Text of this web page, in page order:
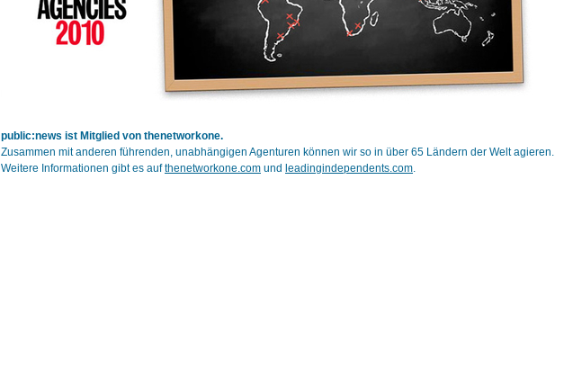
public:news ist Mitglied von thenetworkone.
Zusammen mit anderen führenden, unabhängigen Agenturen können wir so in über 65 Ländern der Welt agieren.
Weitere Informationen gibt es aufthenetworkone.com und leadingindependents.com.